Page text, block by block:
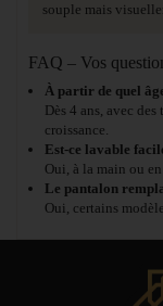
souple mais
FAQ – Vos
À partir de quel
Dès 4 ans, avec
croissance.
Est-ce lavable
Oui, à la main ou
Le pantalon
Oui, certains